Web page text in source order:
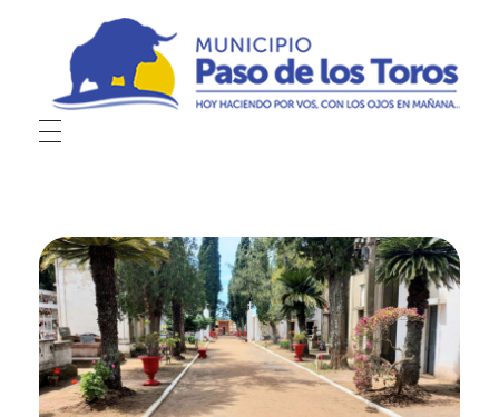
Municipio de Paso de los Toros
Hoy haciendo para vos, con los ojos en mañana